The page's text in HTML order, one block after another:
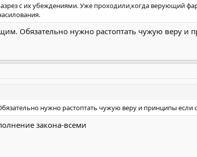
с их убеждениями. Уже проходили,когда верующий
Обязательно нужно растоптать чужую веру и
нужно растоптать чужую веру и принципы если
закона-всеми